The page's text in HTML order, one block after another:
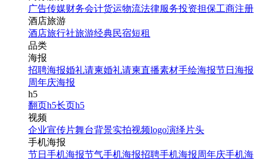
广告传媒财务会计货运物流法律服务投资担保工商注册
酒店旅游
酒店旅行社旅游经典民宿短租
品类
海报
招聘海报婚礼请柬婚礼请柬直播素材手绘海报节日海报
周年庆海报
h5
翻页h5长页h5
视频
企业宣传片舞台背景实拍视频logo演绎 片头
手机海报
节日手机海报节气手机海报招聘手机海报周年庆手机海